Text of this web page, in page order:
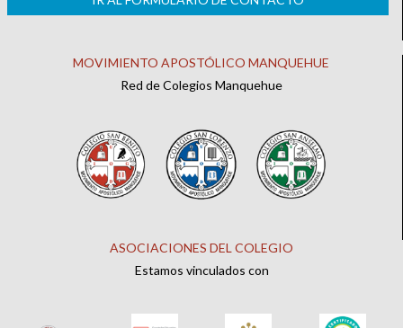
MOVIMIENTO APOSTÓLICO MANQUEHUE
Red de Colegios Manquehue
ASOCIACIONES DEL COLEGIO
Estamos vinculados con